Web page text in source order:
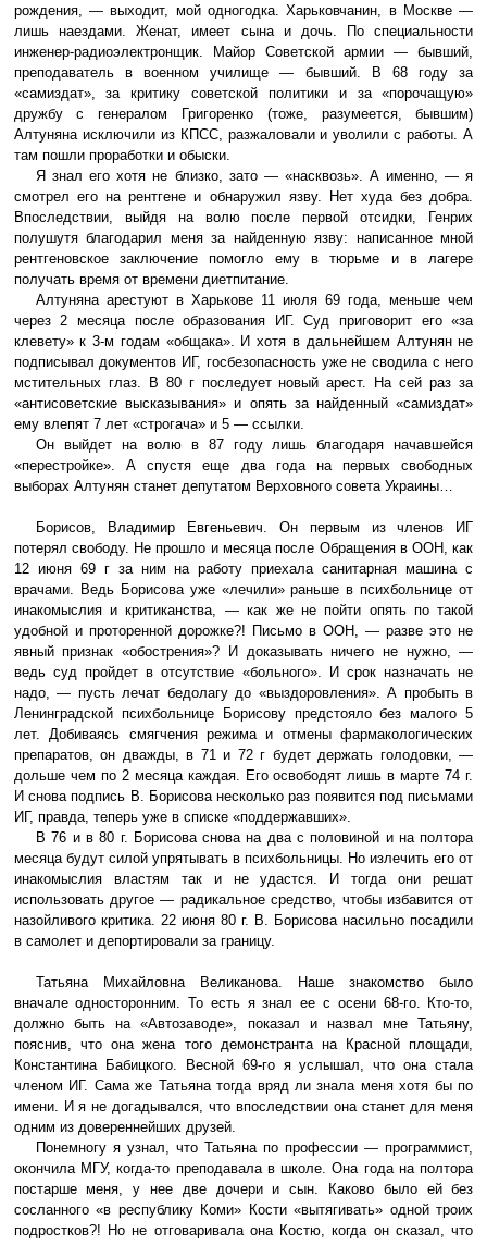
рождения, — выходит, мой одногодка. Харьковчанин, в Москве —
лишь наездами. Женат, имеет сына и дочь. По специальности
инженер-радиоэлектронщик. Майор Советской армии — бывший,
преподаватель в военном училище — бывший. В 68 году за
«самиздат», за критику советской политики и за «порочащую»
дружбу с генералом Григоренко (тоже, разумеется, бывшим)
Алтуняна исключили из КПСС, разжаловали и уволили с работы. А
там пошли проработки и обыски.
Я знал его хотя не близко, зато — «насквозь». А именно, — я
смотрел его на рентгене и обнаружил язву. Нет худа без добра.
Впоследствии, выйдя на волю после первой отсидки, Генрих
полушутя благодарил меня за найденную язву: написанное мной
рентгеновское заключение помогло ему в тюрьме и в лагере
получать время от времени диетпитание.
Алтуняна арестуют в Харькове 11 июля 69 года, меньше чем
через 2 месяца после образования ИГ. Суд приговорит его «за
клевету» к 3-м годам «общака». И хотя в дальнейшем Алтунян не
подписывал документов ИГ, госбезопасность уже не сводила с него
мстительных глаз. В 80 г последует новый арест. На сей раз за
«антисоветские высказывания» и опять за найденный «самиздат»
ему влепят 7 лет «строгача» и 5 — ссылки.
Он выйдет на волю в 87 году лишь благодаря начавшейся
«перестройке». А спустя еще два года на первых свободных
выборах Алтунян станет депутатом Верховного совета Украины…
Борисов, Владимир Евгеньевич. Он первым из членов ИГ
потерял свободу. Не прошло и месяца после Обращения в ООН, как
12 июня 69 г за ним на работу приехала санитарная машина с
врачами. Ведь Борисова уже «лечили» раньше в психбольнице от
инакомыслия и критиканства, — как же не пойти опять по такой
удобной и проторенной дорожке?! Письмо в ООН, — разве это не
явный признак «обострения»? И доказывать ничего не нужно, —
ведь суд пройдет в отсутствие «больного». И срок назначать не
надо, — пусть лечат бедолагу до «выздоровления». А пробыть в
Ленинградской психбольнице Борисову предстояло без малого 5
лет. Добиваясь смягчения режима и отмены фармакологических
препаратов, он дважды, в 71 и 72 г будет держать голодовки, —
дольше чем по 2 месяца каждая. Его освободят лишь в марте 74 г.
И снова подпись В. Борисова несколько раз появится под письмами
ИГ, правда, теперь уже в списке «поддержавших».
В 76 и в 80 г. Борисова снова на два с половиной и на полтора
месяца будут силой упрятывать в психбольницы. Но излечить его от
инакомыслия властям так и не удастся. И тогда они решат
использовать другое — радикальное средство, чтобы избавится от
назойливого критика. 22 июня 80 г. В. Борисова насильно посадили
в самолет и депортировали за границу.
Татьяна Михайловна Великанова. Наше знакомство было
вначале односторонним. То есть я знал ее с осени 68-го. Кто-то,
должно быть на «Автозаводе», показал и назвал мне Татьяну,
пояснив, что она жена того демонстранта на Красной площади,
Константина Бабицкого. Весной 69-го я услышал, что она стала
членом ИГ. Сама же Татьяна тогда вряд ли знала меня хотя бы по
имени. И я не догадывался, что впоследствии она станет для меня
одним из довереннейших друзей.
Понемногу я узнал, что Татьяна по профессии — программист,
окончила МГУ, когда-то преподавала в школе. Она года на полтора
постарше меня, у нее две дочери и сын. Каково было ей без
сосланного «в республику Коми» Кости «вытягивать» одной троих
подростков?! Но не отговаривала она Костю, когда он сказал, что